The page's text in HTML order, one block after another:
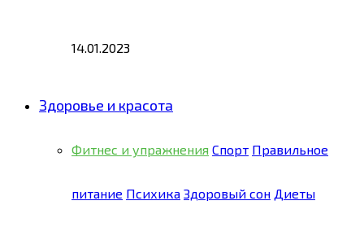
14.01.2023
Здоровье и красота
Фитнес и упражнения Спорт Правильное
питание Психика Здоровый сон Диеты